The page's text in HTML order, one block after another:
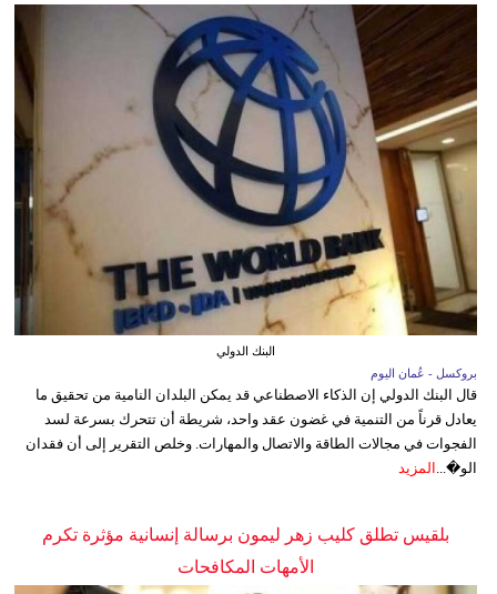
البنك الدولي
بروكسل - عُمان اليوم
قال البنك الدولي إن الذكاء الاصطناعي قد يمكن البلدان النامية من تحقيق ما
يعادل قرناً من التنمية في غضون عقد واحد، شريطة أن تتحرك بسرعة لسد
الفجوات في مجالات الطاقة والاتصال والمهارات. وخلص التقرير إلى أن فقدان
الو�...
المزيد
بلقيس تطلق كليب زهر ليمون برسالة إنسانية مؤثرة تكرم
الأمهات المكافحات